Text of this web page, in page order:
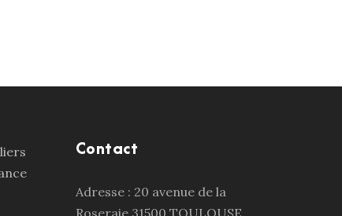
Contact
Adresse : 20 avenue de la
Roseraie 31500 TOULOUSE